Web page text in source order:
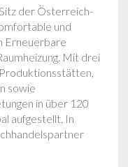
der Österreich-
und
Erneuerbare
Mit drei
sowie
in über 120
aufgestellt. In